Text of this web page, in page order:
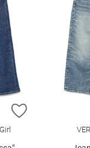
ZUR